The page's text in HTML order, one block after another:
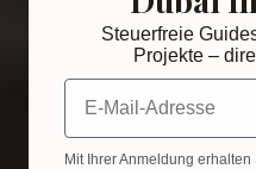
Steuerfreie
Projekte –
E-Mail-Adresse
Mit Ihrer Anmeldung